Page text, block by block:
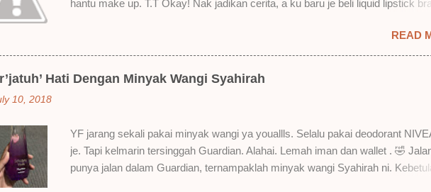
hantu make up. T.T Okay! Nak jadikan cerita, a ku baru je beli liquid lipstick
Rose Makmur Setelah dicuba dengan pelbagai cara, aku jumpa beberapa
kenapa aku suka liquid lipstick ni dan kenapa aku tak berapa suka juga. Tapi
suka gila! Yang part tak suka tu boleh adjust. Don't worry! Aku start dengan
elok dulu lah ek! Pros 1) OMG! Ringan gila tekstur dia bila dah kering. Serious!
Sikit sangat. Tapi tak tahu lah kalau dah minum bergelas-gelas dan makan
berpinggan-pinggan. 4) Senang nak cuci. Tak perl...
READ
Hati Dengan Minyak Wangi Syahirah
10, 2018
YF jarang sekali pakai minyak wangi ya youallls. Selalu pakai deodorant
je. Tapi kelmarin tersinggah Guardian. Alahai. Lemah iman dan wallet . 🤣
punya jalan dalam Guardian, ternampaklah minyak wangi Syahirah ni.